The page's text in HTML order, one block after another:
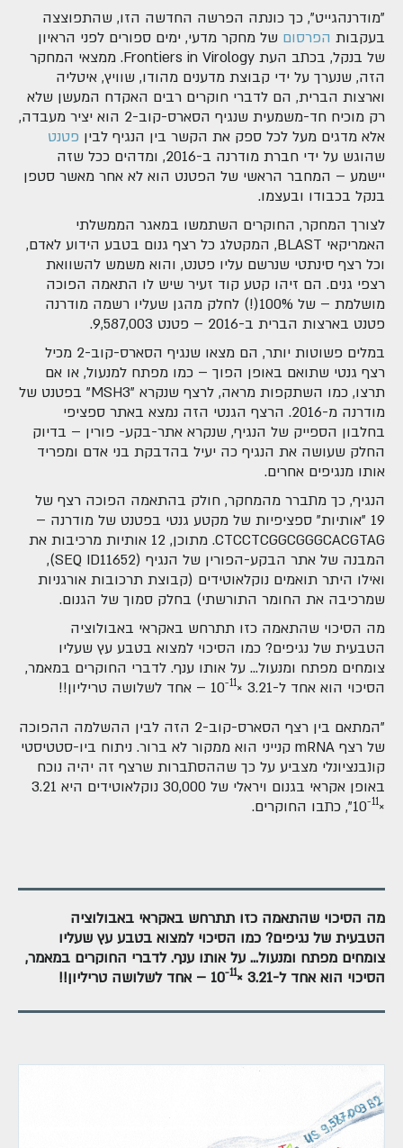
"מודרנהגייט", כך כונתה הפרשה החדשה הזו, שהתפוצצה
בעקבות הפרסום של מחקר מדעי, ימים ספורים לפני הראיון
של בנקל, בכתב העת Frontiers in Virology. ממצאי המחקר
הזה, שנערך על ידי קבוצת מדענים מהודו, שוויץ, איטליה
וארצות הברית, הם לדברי חוקרים רבים האקדח המעשן שלא
רק מוכיח חד-משמעית שנגיף הסארס-קוב-2 הוא יציר מעבדה,
אלא מדגים מעל לכל ספק את הקשר בין הנגיף לבין פטנט
שהוגש על ידי חברת מודרנה ב-2016, ומדהים ככל שזה
יישמע – המחבר הראשי של הפטנט הוא לא אחר מאשר סטפן
בנקל בכבודו ובעצמו.
לצורך המחקר, החוקרים השתמשו במאגר הממשלתי
האמריקאי BLAST, המקטלג כל רצף גנום בטבע הידוע לאדם,
וכל רצף סינתטי שנרשם עליו פטנט, והוא משמש להשוואת
רצפי גנים. הם זיהו קטע קוד זעיר שיש לו התאמה הפוכה
מושלמת – של 100%(!) לחלק מהגן שעליו רשמה מודרנה
פטנט בארצות הברית ב-2016 – פטנט 9,587,003.
במלים פשוטות יותר, הם מצאו שנגיף הסארס-קוב-2 מכיל
רצף גנטי שתואם באופן הפוך – כמו מפתח למנעול, או אם
תרצו, כמו השתקפות מראה, לרצף שנקרא "MSH3" בפטנט של
מודרנה מ-2016. הרצף הגנטי הזה נמצא באתר ספציפי
בחלבון הספייק של הנגיף, שנקרא אתר-בקע- פורין – בדיוק
החלק שעושה את הנגיף כה יעיל בהדבקת בני אדם ומפריד
אותו מנגיפים אחרים.
הנגיף, כך מתברר מהמחקר, חולק בהתאמה הפוכה רצף של
19 "אותיות" ספציפיות של מקטע גנטי בפטנט של מודרנה –
CTCCTCGGCGGGCACGTAG. מתוכן, 12 אותיות מרכיבות את
המבנה של אתר הבקע-הפורין של הנגיף (SEQ ID11652),
ואילו היתר תואמים נוקלאוטידים (קבוצת תרכובות אורגניות
שמרכיבה את החומר התורשתי) בחלק סמוך של הגנום.
מה הסיכוי שהתאמה כזו תתרחש באקראי באבולוציה
הטבעית של נגיפים? כמו הסיכוי למצוא בטבע עץ שעליו
צומחים מפתח ומנעול... על אותו ענף. לדברי החוקרים במאמר,
הסיכוי הוא אחד ל-3.21 ×10
−11
– אחד לשלושה טריליון!!
"המתאם בין רצף הסארס-קוב-2 הזה לבין ההשלמה ההפוכה
של רצף mRNA קנייני הוא ממקור לא ברור. ניתוח ביו-סטטיסטי
קונבנציונלי מצביע על כך שההסתברות שרצף זה יהיה נוכח
באופן אקראי בגנום ויראלי של 30,000 נוקלאוטידים היא 3.21
×10
−11 ", כתבו החוקרים.
מה הסיכוי שהתאמה כזו תתרחש באקראי באבולוציה
הטבעית של נגיפים? כמו הסיכוי למצוא בטבע עץ שעליו
צומחים מפתח ומנעול... על אותו ענף. לדברי החוקרים במאמר,
הסיכוי הוא אחד ל-3.21 ×10
−11 – אחד לשלושה טריליון!!